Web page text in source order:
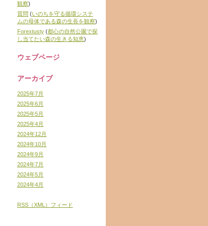
観察)
質問 (いのちを守る循環システ
ムの母体である森の生長を観察)
Forextusty (都心の自然公園で探
し当てたい森の生きる知恵)
ウェブページ
アーカイブ
2025年7月
2025年6月
2025年5月
2025年4月
2024年12月
2024年10月
2024年9月
2024年7月
2024年5月
2024年4月
RSS（XML）フィード